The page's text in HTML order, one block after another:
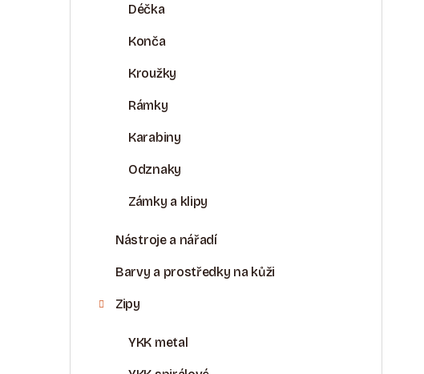
Déčka
Konča
Kroužky
Rámky
Karabiny
Odznaky
Zámky a klipy
Nástroje a nářadí
Barvy a prostředky na kůži
Zipy
YKK metal